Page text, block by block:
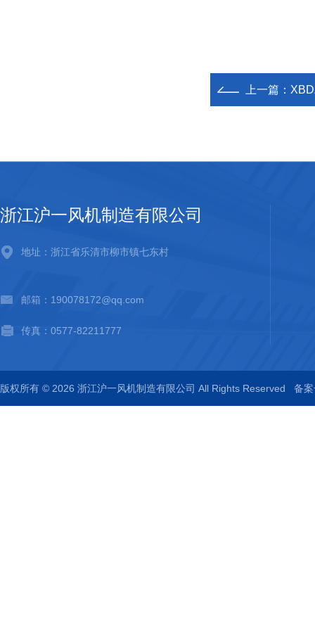
上一篇：
浙江沪一风机制造有限公司
地址：浙江省乐清市柳市镇七东村
邮箱：190078172@qq.com
传真：0577-82211777
版权所有 © 2026 浙江沪一风机制造有限公司 All Rights Reserved 备